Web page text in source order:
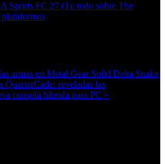
Sports FC 27 (1): todo sobre The
armas en Metal Gear Solid Delta Snake
QuarterCade: reveladas las
consola híbrida para PC »